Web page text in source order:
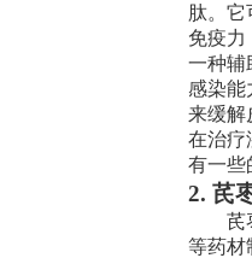
肽。
免疫力
一种辅
感染能
来缓解
在治疗
有一些
2. 芪
芪枣
等药材